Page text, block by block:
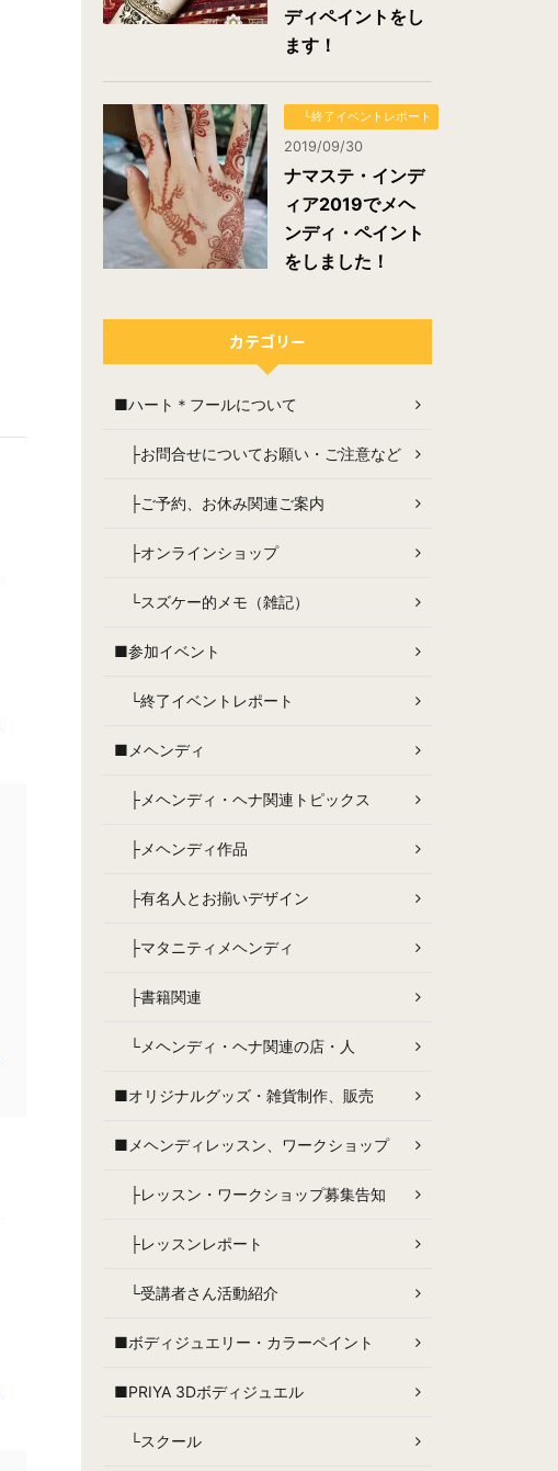
ディペイントをし
ます！
└終了イベントレポート
2019/09/30
ナマステ・インデ
ィア2019でメヘ
ンディ・ペイント
をしました！
カテゴリー
■ハート＊フールについて
├お問合せについてお願い・ご注意など
├ご予約、お休み関連ご案内
├オンラインショップ
└スズケー的メモ（雑記）
■参加イベント
└終了イベントレポート
■メヘンディ
├メヘンディ・ヘナ関連トピックス
├メヘンディ作品
├有名人とお揃いデザイン
├マタニティメヘンディ
├書籍関連
└メヘンディ・ヘナ関連の店・人
■オリジナルグッズ・雑貨制作、販売
■メヘンディレッスン、ワークショップ
├レッスン・ワークショップ募集告知
├レッスンレポート
└受講者さん活動紹介
■ボディジュエリー・カラーペイント
■PRIYA 3Dボディジュエル
└スクール